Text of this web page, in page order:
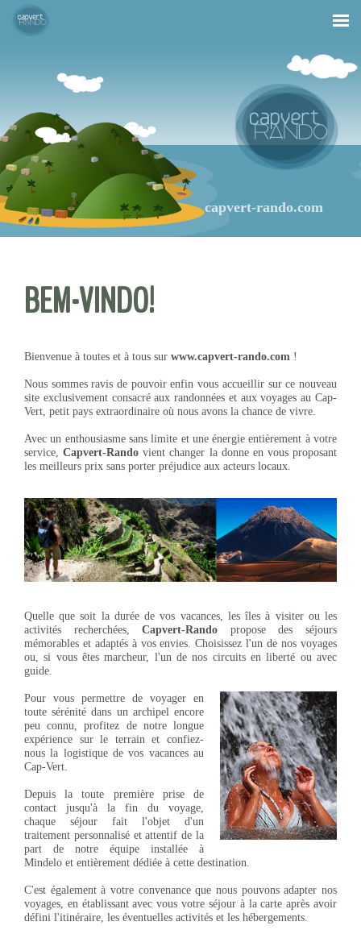
capvert-rando.com
BEM-VINDO!
Bienvenue à toutes et à tous sur www.capvert-rando.com !
Nous sommes ravis de pouvoir enfin vous accueillir sur ce nouveau
site exclusivement consacré aux randonnées et aux voyages au Cap-
Vert, petit pays extraordinaire où nous avons la chance de vivre.
Avec un enthousiasme sans limite et une énergie entièrement à votre
service,Capvert-Rando vient changer la donne en vous proposant
les meilleurs prix sans porter préjudice aux acteurs locaux.
Quelle que soit la durée de vos vacances, les îles à visiter ou les
activités recherchées,Capvert-Rando propose des séjours
mémorables et adaptés à vos envies. Choisissez l'un de nos voyages
ou, si vous êtes marcheur, l'un de nos circuits en liberté ou avec
guide.
Pour vous permettre de voyager en
toute sérénité dans un archipel encore
peu connu, profitez de notre longue
expérience sur le terrain et confiez-
nous la logistique de vos vacances au
Cap-Vert.
Depuis la toute première prise de
contact jusqu'à la fin du voyage,
chaque séjour fait l'objet d'un
traitement personnalisé et attentif de la
part de notre équipe installée à
Mindelo et entièrement dédiée à cette destination.
C'est également à votre convenance que nous pouvons adapter nos
voyages, en établissant avec vous votre séjour à la carte après avoir
défini l'itinéraire, les éventuelles activités et les hébergements.